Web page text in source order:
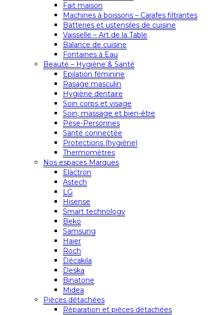
Fait maison
Machines à boissons – Carafes filtrantes
Batteries et ustensiles de cuisine
Vaisselle – Art de la Table
Balance de cuisine
Fontaines à Eau
Beauté – Hygiène & Santé
Epilation féminine
Rasage masculin
Hygiène dentaire
Soin corps et visage
Soin, massage et bien-être
Pèse-Personnes
Santé connectée
Protections (hygiène)
Thermomètres
Nos espaces Marques
Elactron
Astech
LG
Hisense
Smart technology
Beko
Samsung
Haier
Roch
Décakila
Deska
Binatone
Midea
Pièces détachées
Réparation et pièces détachées